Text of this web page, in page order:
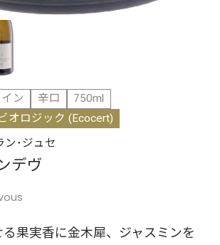
ン 辛口
750ml
オロジック (Ecocert)
ン･ジュセ
デヴ
果実香に金木犀、ジャスミンを